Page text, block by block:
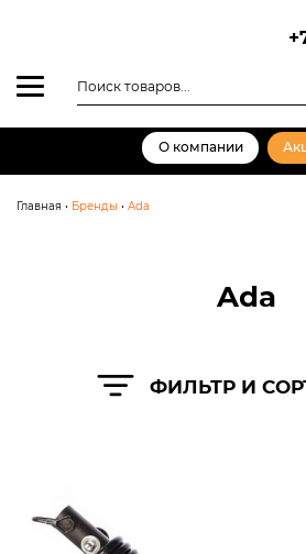
товаров
О компании
Главная • Бренды • Ada
Ada
ФИЛЬТР И